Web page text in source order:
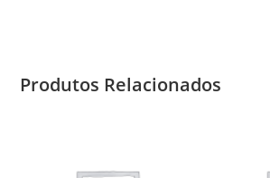
Produtos Relacionados